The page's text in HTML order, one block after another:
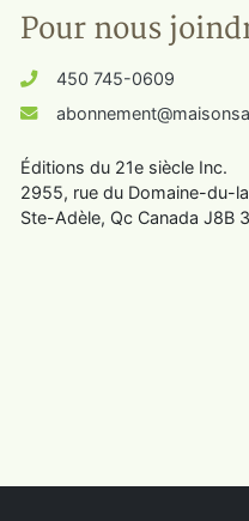
Pour nous
450 745-0609
Éditions du 21e siècle Inc.
2955, rue du Domaine-du-
Ste-Adèle, Qc Canada J8B